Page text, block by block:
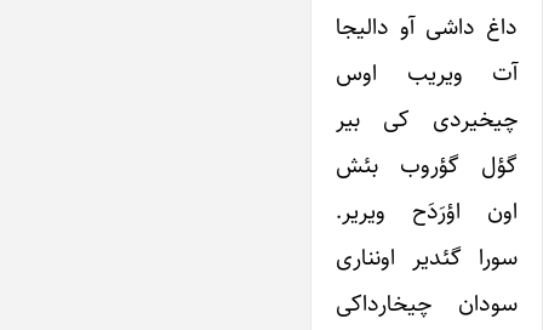
داغ داشی آو دالیجا
آت ویریب اوس
چیخیردی کی بیر
گؤل گؤروب بئش
اون اؤرَدَح ویریر.
سورا گئدیر اونناری
سودان چیخارداکی